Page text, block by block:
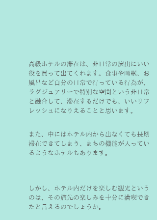
高級ホテルの滞在は、非日常の演出にいい
役を買って出てくれます。食事や睡眠、お
風呂など自分の日常で行っている行為が、
ラグジュアリーで特別な空間という非日常
と融合して、滞在するだけでも、いいリフ
レッシュになりえることと思います。
また、中にはホテル内から出なくても長期
滞在できてしまう、まちの機能が入ってい
るようなホテルもあります。
しかし、ホテル内だけを楽しむ観光という
のは、その旅先の楽しみを十分に満喫でき
たと言えるのでしょうか。